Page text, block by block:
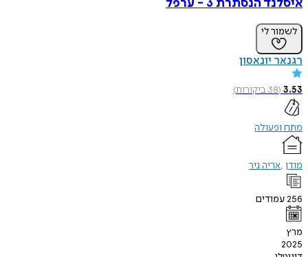
הנסתרת 3 - ערפל
לי
יונאסון
38ביקורות)
אריה ניר